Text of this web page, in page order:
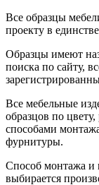
Все образцы
проекту в
Образцы имеют
поиска по сайту,
Все мебельные
образцов по
способами
фурнитуры.
Способ монтажа и
выбирается